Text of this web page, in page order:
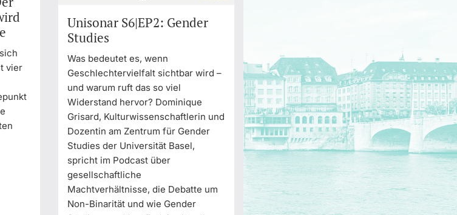
vier
Unisonar S6|EP2: Gender
Studies
Was bedeutet es, wenn
Geschlechtervielfalt sichtbar wird –
und warum ruft das so viel
Widerstand hervor? Dominique
Grisard, Kulturwissenschaftlerin und
Dozentin am Zentrum für Gender
Studies der Universität Basel,
spricht im Podcast über
gesellschaftliche
Machtverhältnisse, die Debatte um
Non-Binarität und wie Gender